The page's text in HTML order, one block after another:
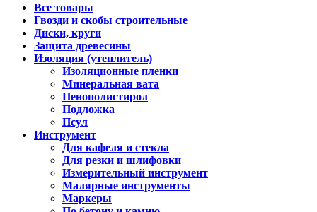
Все товары
Гвозди и скобы строительные
Диски, круги
Защита древесины
Изоляция (утеплитель)
Изоляционные пленки
Минеральная вата
Пенополистирол
Подложка
Псул
Инструмент
Для кафеля и стекла
Для резки и шлифовки
Измерительный инструмент
Малярные инструменты
Маркеры